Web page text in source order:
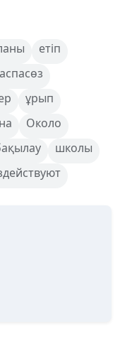
етіп
ұрып
Около
школы